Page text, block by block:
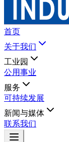
首页
关于我们
工业园
公用事业
服务
可持续发展
新闻与媒体
联系我们